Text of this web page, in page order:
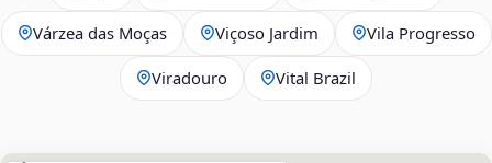
Várzea das Moças Viçoso Jardim Vila Progresso
Viradouro Vital Brazil